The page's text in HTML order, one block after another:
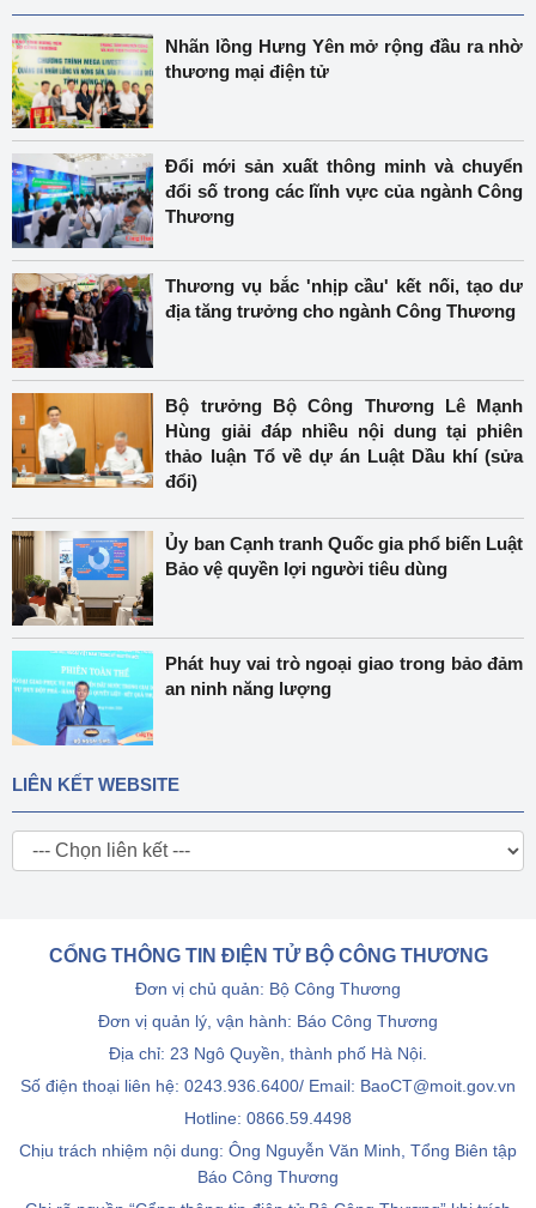
Nhãn lồng Hưng Yên mở rộng đầu ra nhờ
thương mại điện tử
Đổi mới sản xuất thông minh và chuyển
đổi số trong các lĩnh vực của ngành Công
Thương
Thương vụ bắc 'nhịp cầu' kết nối, tạo dư
địa tăng trưởng cho ngành Công Thương
Bộ trưởng Bộ Công Thương Lê Mạnh
Hùng giải đáp nhiều nội dung tại phiên
thảo luận Tổ về dự án Luật Dầu khí (sửa
đổi)
Ủy ban Cạnh tranh Quốc gia phổ biến Luật
Bảo vệ quyền lợi người tiêu dùng
Phát huy vai trò ngoại giao trong bảo đảm
an ninh năng lượng
LIÊN KẾT WEBSITE
CỔNG THÔNG TIN ĐIỆN TỬ BỘ CÔNG THƯƠNG
Đơn vị chủ quản: Bộ Công Thương
Đơn vị quản lý, vận hành: Báo Công Thương
Địa chỉ: 23 Ngô Quyền, thành phố Hà Nội.
Số điện thoại liên hệ: 0243.936.6400/ Email: BaoCT@moit.gov.vn
Hotline: 0866.59.4498
Chịu trách nhiệm nội dung: Ông Nguyễn Văn Minh, Tổng Biên tập
Báo Công Thương